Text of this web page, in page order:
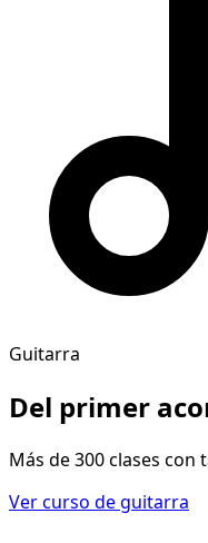
Guitarra
Del primer
Más de 300 clases
Ver curso de guitarra